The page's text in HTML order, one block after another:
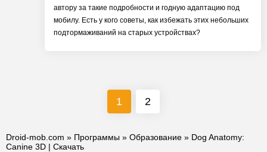
автору за такие подробности и годную адаптацию под
мобилу. Есть у кого советы, как избежать этих небольших
подтормаживаний на старых устройствах?
1 2
Droid-mob.com » Программы » Образование » Dog Anatomy:
Canine 3D | Скачать